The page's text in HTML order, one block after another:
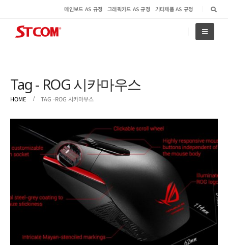
메인보드 AS 규정 그래픽카드 AS 규정 기타제품 AS 규정
Tag - ROG 시카마우스
HOME TAG -ROG 시카마우스